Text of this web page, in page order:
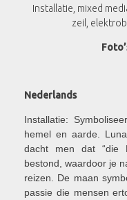
Installatie, mixed
zeil,
Nederlands
Installatie:
hemel en aarde.
dacht men dat “die
bestond, waardoor je
reizen. De maan
passie die mensen